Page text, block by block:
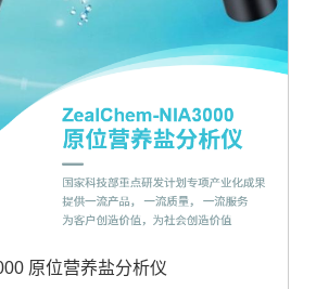
原位营养盐分析仪